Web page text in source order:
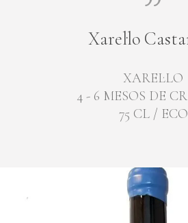
Xarel·lo
XAREL·LO
4 - 6 MESOS DE
75 CL / ECO